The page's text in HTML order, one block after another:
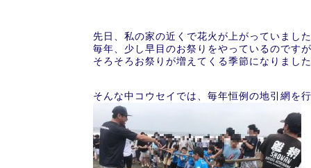
先日、私の家の近くで花火が上がっていまし
毎年、少し早目のお祭りをやっているのですが
そろそろお祭りが増えてくる季節になりまし
そんな中コウセイでは、毎年恒例の地引網を